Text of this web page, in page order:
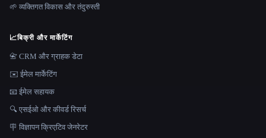
🌱 व्यक्तिगत विकास और तंदुरुस्ती
📈बिक्री और मार्केटिंग
📇 CRM और ग्राहक डेटा
✉️ ईमेल मार्केटिंग
📧 ईमेल सहायक
🔍 एसईओ और कीवर्ड रिसर्च
🪧 विज्ञापन क्रिएटिव जेनरेटर